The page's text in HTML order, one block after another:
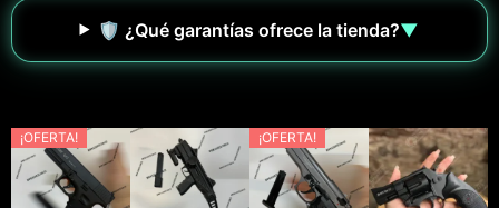
🛡️ ¿Qué garantías ofrece la tienda?▼
¡OFERTA! ¡OFERTA!